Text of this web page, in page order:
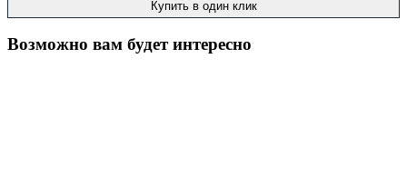
Купить в один клик
Возможно вам будет интересно